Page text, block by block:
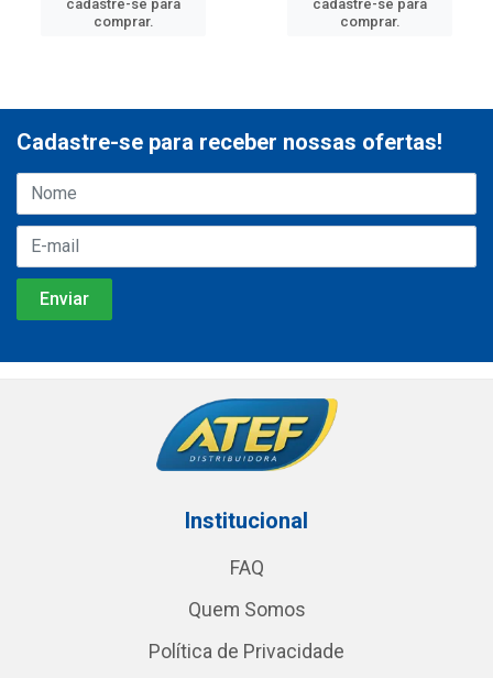
cadastre-se para
comprar.
cadastre-se para
comprar.
Cadastre-se para receber nossas ofertas!
Institucional
FAQ
Quem Somos
Política de Privacidade